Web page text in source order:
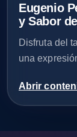
Eugenio
y Sabor
Disfruta del
una
Abrir